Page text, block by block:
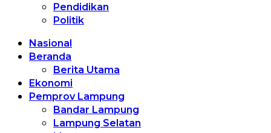
Pendidikan
Politik
Nasional
Beranda
Berita Utama
Ekonomi
Pemprov Lampung
Bandar Lampung
Lampung Selatan